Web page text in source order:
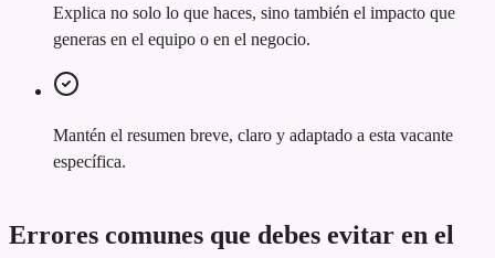
Explica no solo lo que haces, sino también el impacto que
generas en el equipo o en el negocio.
Mantén el resumen breve, claro y adaptado a esta vacante
específica.
Errores comunes que debes evitar en el